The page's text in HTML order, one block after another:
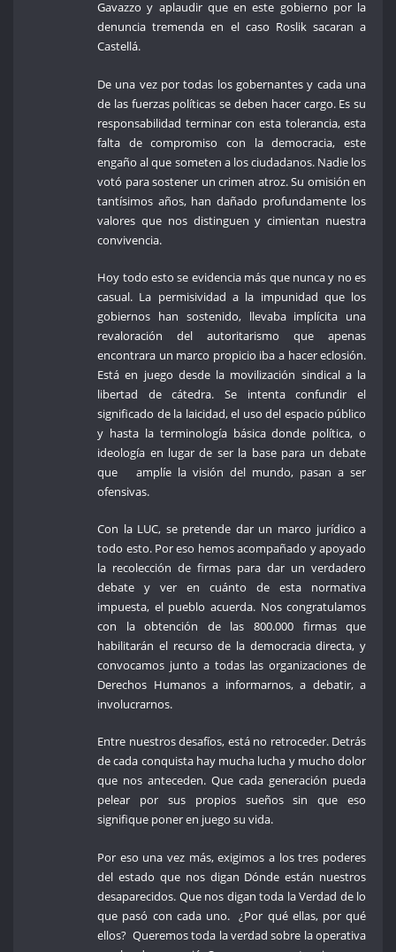
Gavazzo y aplaudir que en este gobierno por la
denuncia tremenda en el caso Roslik sacaran a
Castellá.
De una vez por todas los gobernantes y cada una
de las fuerzas políticas se deben hacer cargo. Es su
responsabilidad terminar con esta tolerancia, esta
falta de compromiso con la democracia, este
engaño al que someten a los ciudadanos. Nadie los
votó para sostener un crimen atroz. Su omisión en
tantísimos años, han dañado profundamente los
valores que nos distinguen y cimientan nuestra
convivencia.
Hoy todo esto se evidencia más que nunca y no es
casual. La permisividad a la impunidad que los
gobiernos han sostenido, llevaba implícita una
revaloración del autoritarismo que apenas
encontrara un marco propicio iba a hacer eclosión.
Está en juego desde la movilización sindical a la
libertad de cátedra. Se intenta confundir el
significado de la laicidad, el uso del espacio público
y hasta la terminología básica donde política, o
ideología en lugar de ser la base para un debate
que amplíe la visión del mundo, pasan a ser
ofensivas.
Con la LUC, se pretende dar un marco jurídico a
todo esto. Por eso hemos acompañado y apoyado
la recolección de firmas para dar un verdadero
debate y ver en cuánto de esta normativa
impuesta, el pueblo acuerda. Nos congratulamos
con la obtención de las 800.000 firmas que
habilitarán el recurso de la democracia directa, y
convocamos junto a todas las organizaciones de
Derechos Humanos a informarnos, a debatir, a
involucrarnos.
Entre nuestros desafíos, está no retroceder. Detrás
de cada conquista hay mucha lucha y mucho dolor
que nos anteceden. Que cada generación pueda
pelear por sus propios sueños sin que eso
signifique poner en juego su vida.
Por eso una vez más, exigimos a los tres poderes
del estado que nos digan Dónde están nuestros
desaparecidos. Que nos digan toda la Verdad de lo
que pasó con cada uno. ¿Por qué ellas, por qué
ellos? Queremos toda la verdad sobre la operativa